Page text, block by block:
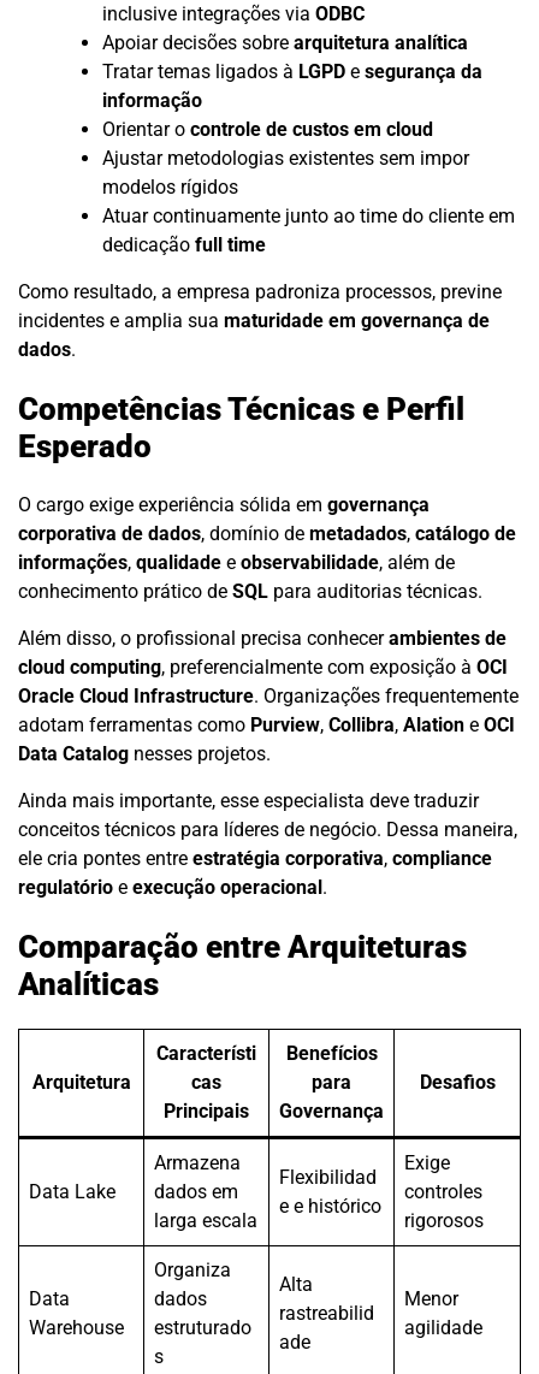
inclusive integrações via ODBC
Apoiar decisões sobre arquitetura analítica
Tratar temas ligados à LGPD e segurança da
informação
Orientar o controle de custos em cloud
Ajustar metodologias existentes sem impor
modelos rígidos
Atuar continuamente junto ao time do cliente em
dedicação full time
Como resultado, a empresa padroniza processos, previne
incidentes e amplia sua maturidade em governança de
dados.
Competências Técnicas e Perfil
Esperado
O cargo exige experiência sólida em governança
corporativa de dados, domínio de metadados, catálogo de
informações, qualidade e observabilidade, além de
conhecimento prático de SQL para auditorias técnicas.
Além disso, o profissional precisa conhecerambientes de
cloud computing, preferencialmente com exposição à OCI
Oracle Cloud Infrastructure. Organizações frequentemente
adotam ferramentas como Purview, Collibra, Alation e OCI
Data Catalog nesses projetos.
Ainda mais importante, esse especialista deve traduzir
conceitos técnicos para líderes de negócio. Dessa maneira,
ele cria pontes entre estratégia corporativa, compliance
regulatório e execução operacional.
Comparação entre Arquiteturas
Analíticas
Arquitetura
Característi
cas
Principais
Benefícios
para
Governança
Desafios
Data Lake
Armazena
dados em
larga escala
Flexibilidad
e e histórico
Exige
controles
rigorosos
Data
Warehouse
Organiza
dados
estruturado
s
Alta
rastreabilid
ade
Menor
agilidade